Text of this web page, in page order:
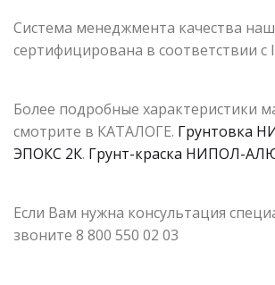
Система менеджмента качества
сертифицирована в соответствии с
Более подробные характеристики
смотрите в КАТАЛОГЕ. Грунтовка
ЭПОКС 2К. Грунт-краска НИПОЛ-
Если Вам нужна консультация
звоните 8 800 550 02 03